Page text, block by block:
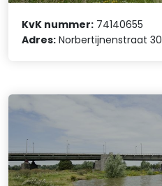
KvK nummer: 74140655
Adres: Norbertijnenstraat 30